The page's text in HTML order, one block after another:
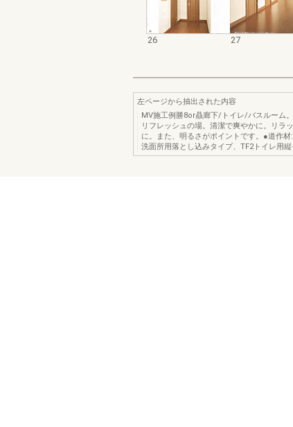
26 27
左ページから抽出された内容
MV施工例勝8or贔廊下/トイレ/バスルーム
リフレッシュの場。清潔で爽やかに。リラ
に。また、明るさがポイントです。●道作
洗面所用落とし込みタイプ、TF2トイレ用